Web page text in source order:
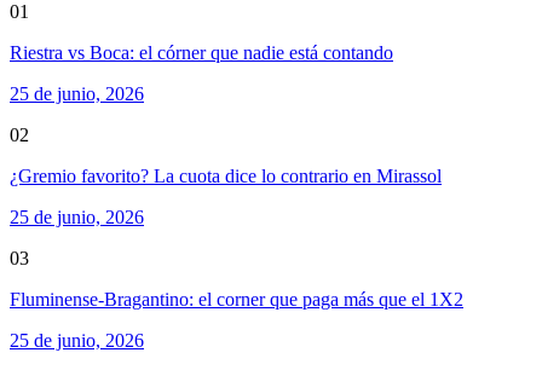
01
Riestra vs Boca: el córner que nadie está contando
25 de junio, 2026
02
¿Gremio favorito? La cuota dice lo contrario en Mirassol
25 de junio, 2026
03
Fluminense-Bragantino: el corner que paga más que el 1X2
25 de junio, 2026